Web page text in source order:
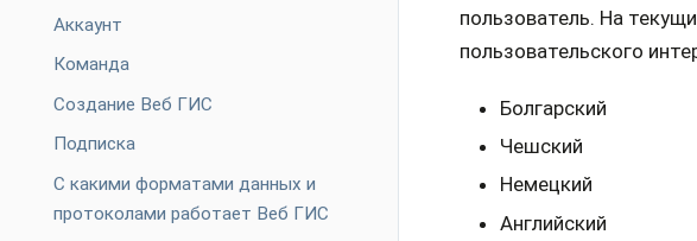
Аккаунт
Команда
Создание Веб ГИС
Подписка
С какими форматами данных и
протоколами работает Веб ГИС
пользователь. На
пользовательского
Болгарский
Чешский
Немецкий
Английский